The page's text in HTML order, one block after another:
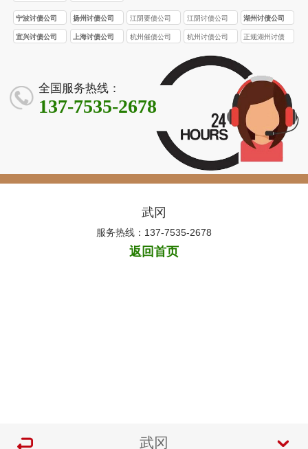
司
宁波讨债公司 扬州讨债公司 江阴要债公司 江阴讨债公司 湖州讨债公司
宜兴讨债公司 上海讨债公司 杭州催债公司 杭州讨债公司
正规湖州讨债
全国服务热线：
137-7535-2678
武冈
服务热线：137-7535-2678
返回首页
武冈